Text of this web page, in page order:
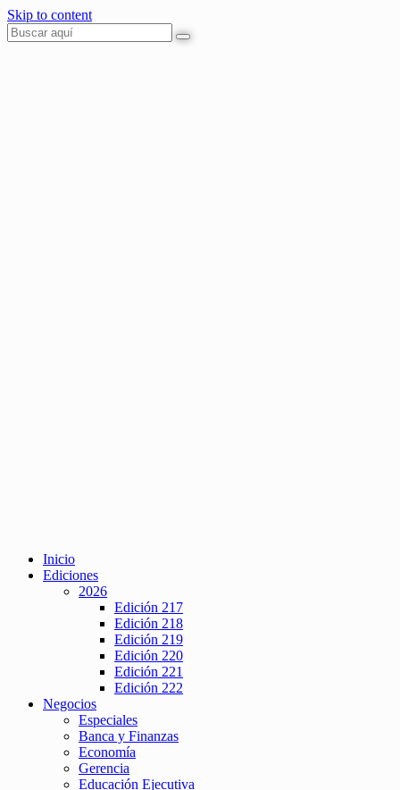
Skip to content
Inicio
Ediciones
2026
Edición 217
Edición 218
Edición 219
Edición 220
Edición 221
Edición 222
Negocios
Especiales
Banca y Finanzas
Economía
Gerencia
Educación Ejecutiva